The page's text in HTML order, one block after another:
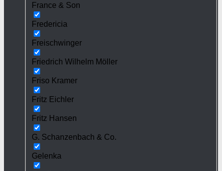
France & Son
Fredericia
Freischwinger
Friedrich Wilhelm Möller
Friso Kramer
Fritz Eichler
Fritz Hansen
G. Schanzenbach & Co.
Gelenka